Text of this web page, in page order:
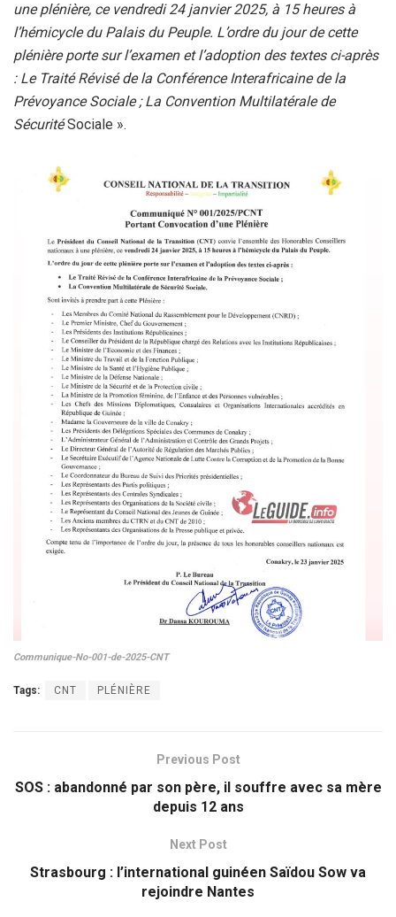
une plénière, ce vendredi 24 janvier 2025, à 15 heures à
l’hémicycle du Palais du Peuple. L’ordre du jour de cette
plénière porte sur l’examen et l’adoption des textes ci-après
: Le Traité Révisé de la Conférence Interafricaine de la
Prévoyance Sociale ; La Convention Multilatérale de
SécuritéSociale ».
Communique-No-001-de-2025-CNT
Tags: CNT PLÉNIÈRE
Previous Post
SOS : abandonné par son père, il souffre avec sa mère
depuis 12 ans
Next Post
Strasbourg : l’international guinéen Saïdou Sow va
rejoindre Nantes